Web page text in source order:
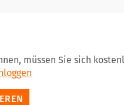
müssen Sie sich